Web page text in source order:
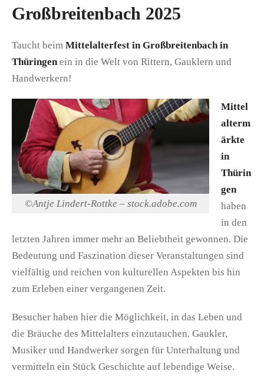
Großbreitenbach 2025
Taucht beim Mittelalterfest in Großbreitenbach in
Thüringen ein in die Welt von Rittern, Gauklern und
Handwerkern!
©Antje Lindert-Rottke – stock.adobe.com
Mittel
alterm
ärkte
in
Thürin
gen
haben
in den
letzten Jahren immer mehr an Beliebtheit gewonnen. Die
Bedeutung und Faszination dieser Veranstaltungen sind
vielfältig und reichen von kulturellen Aspekten bis hin
zum Erleben einer vergangenen Zeit.
Besucher haben hier die Möglichkeit, in das Leben und
die Bräuche des Mittelalters einzutauchen. Gaukler,
Musiker und Handwerker sorgen für Unterhaltung und
vermitteln ein Stück Geschichte auf lebendige Weise.